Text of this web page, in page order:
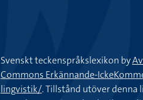
Svenskt teckenspråkslexikon by
Commons Erkännande-
lingvistik/. Tillstånd utöver denna